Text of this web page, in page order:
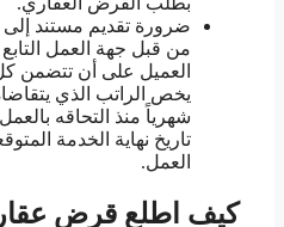
ضرورة تقديم مستند إلى
من قبل جهة العمل التابع
العميل على أن تتضمن
يخص الراتب الذي
شهرياً منذ التحاقه
تاريخ نهاية الخدمة
العمل.
كيف اطلع قرض